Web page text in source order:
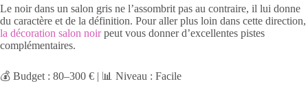
Le noir dans un salon gris ne l’assombrit pas au contraire, il lui donne
du caractère et de la définition. Pour aller plus loin dans cette direction,
la décoration salon noirpeut vous donner d’excellentes pistes
complémentaires.
💰 Budget : 80–300 € | 📊 Niveau : Facile